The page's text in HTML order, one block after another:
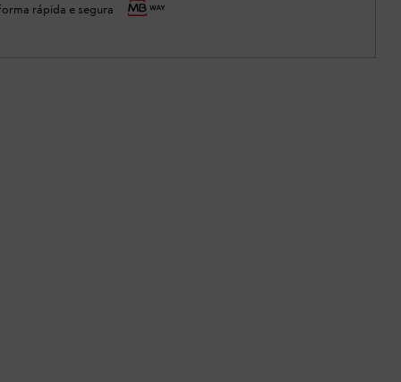
rápida e segura